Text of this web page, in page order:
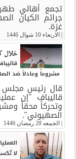
تجمع أهالي
جرائم الكيان
غزة.
الاربعاء 10 شوال 1446
خلال
مشروعاً وعادلاً ضد
قال رئيس مجلس
قاليباف "إن
وتحركاً محقاً
الصهيوني".
الجمعه 28 رمضان 1446
لا